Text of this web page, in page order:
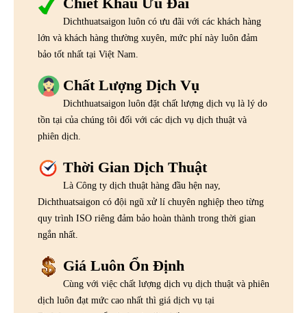
Dichthuatsaigon luôn có ưu đãi với các khách hàng
lớn và khách hàng thường xuyên, mức phí này luôn đảm
bảo tốt nhất tại Việt Nam.
Chất Lượng Dịch Vụ
Dichthuatsaigon luôn đặt chất lượng dịch vụ là lý do
tồn tại của chúng tôi đối với các dịch vụ dịch thuật và
phiên dịch.
Thời Gian Dịch Thuật
Là Công ty dịch thuật hàng đầu hện nay,
Dichthuatsaigon có đội ngũ xử lí chuyên nghiệp theo từng
quy trình ISO riêng đảm bảo hoàn thành trong thời gian
ngắn nhất.
Giá Luôn Ổn Định
Cùng với việc chất lượng dịch vụ dịch thuật và phiên
dịch luôn đạt mức cao nhất thì giá dịch vụ tại